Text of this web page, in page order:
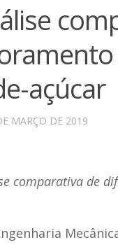
açúcar
MARÇO DE 2019
comparativa de